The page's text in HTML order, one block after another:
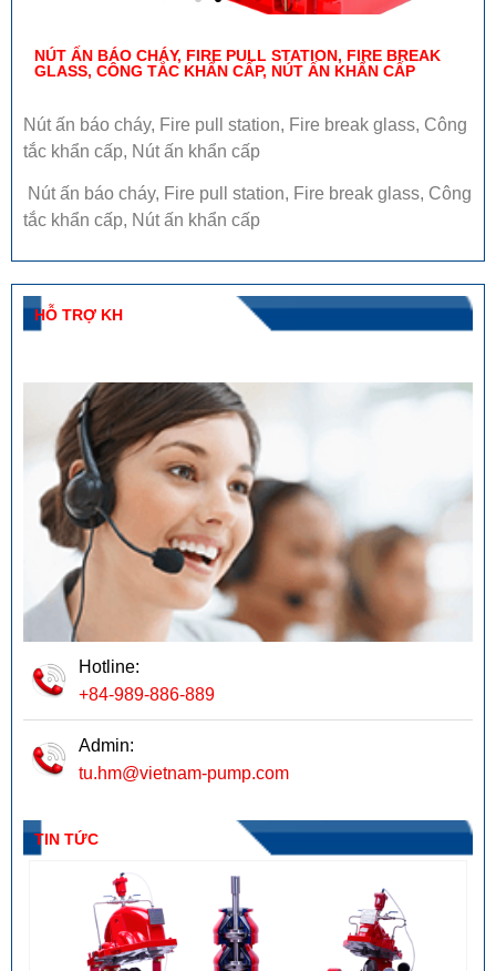
NÚT ẤN BÁO CHÁY, FIRE PULL STATION, FIRE BREAK
GLASS, CÔNG TẮC KHẨN CẤP, NÚT ẤN KHẨN CẤP
Nút ấn báo cháy, Fire pull station, Fire break glass, Công
tắc khẩn cấp, Nút ấn khẩn cấp
Nút ấn báo cháy, Fire pull station, Fire break glass, Công
tắc khẩn cấp, Nút ấn khẩn cấp
HỖ TRỢ KH
Hotline:
+84-989-886-889
Admin:
tu.hm@vietnam-pump.com
TIN TỨC